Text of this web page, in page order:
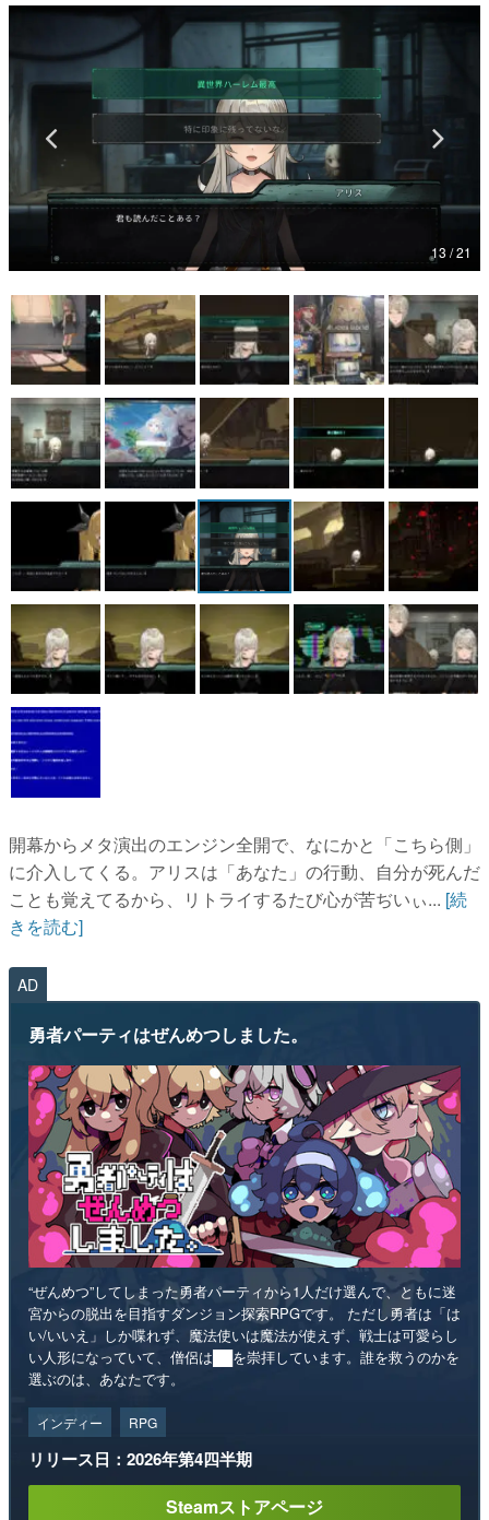
なんでゲームは面白い？
ゲーム開発者・hamatsu氏がゲームの魅力を画面や操作の
具体的な形から解き明かしていく、硬派で骨太な評論連載
です。
ゲームが変えた日本語
「経験値」「裏技」「ラスボス」… ゲームにまつわる言葉
の起源や用法の変遷を、コンピューター文化史研究家・タ
イニーP氏が徹底調査。
カテゴリ
特集記事
マンガ
女性向け
アプリレビュー
その他
電ファミニコゲーマーとは？
運営：株式会社マレ
13 / 21
開幕からメタ演出のエンジン全開で、なにかと「こちら側」
に介入してくる。アリスは「あなた」の行動、自分が死んだ
ことも覚えてるから、リトライするたび心が苦ぢいぃ... [続
きを読む]
AD
勇者パーティはぜんめつしました。
“ぜんめつ”してしまった勇者パーティから1人だけ選んで、ともに迷
宮からの脱出を目指すダンジョン探索RPGです。 ただし勇者は「は
い/いいえ」しか喋れず、魔法使いは魔法が使えず、戦士は可愛らし
い人形になっていて、僧侶は██を崇拝しています。誰を救うのかを
選ぶのは、あなたです。
インディー RPG
リリース日：2026年第4四半期
Steamストアページ